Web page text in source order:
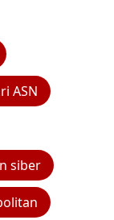
ASN
siber